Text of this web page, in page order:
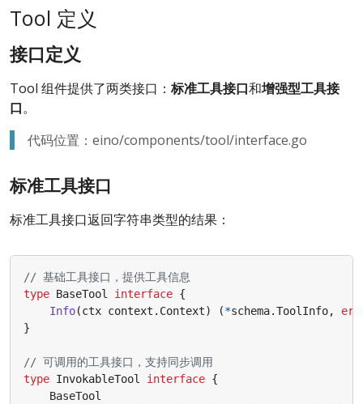
Tool 定义
接口定义
Tool 组件提供了两类接口： 标准工具接口和增强型工具接
口。
代码位置：eino/components/tool/interface.go
标准工具接口
标准工具接口返回字符串类型的结果：
// 基础工具接口，提供工具信息
type BaseTool interface {
Info(ctx context . Context) (*schema.ToolInfo,
}
// 可调用的工具接口，支持同步调用
type InvokableTool interface {
BaseTool